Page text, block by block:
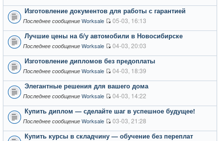
Изготовление документов для работы с гарантией
Последнее сообщение Worksale 05-03, 16:13
Лучшие цены на б/у автомобили в Новосибирске
Последнее сообщение Worksale 04-03, 20:03
Изготовление дипломов без предоплаты
Последнее сообщение Worksale 04-03, 18:39
Элегантные решения для вашего дома
Последнее сообщение Worksale 04-03, 14:22
Купить диплом — сделайте шаг в успешное будущее!
Последнее сообщение Worksale 03-03, 21:28
Купить курсы в складчину — обучение без переплат